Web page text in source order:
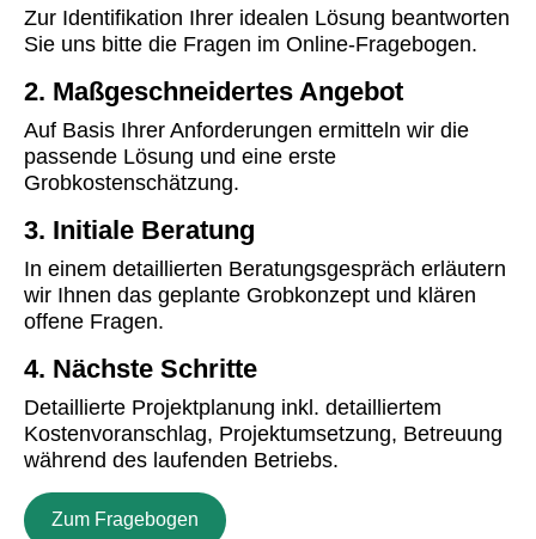
Zur Identifikation Ihrer idealen Lösung beantworten
Sie uns bitte die Fragen im Online-Fragebogen.
2. Maßgeschneidertes Angebot
Auf Basis Ihrer Anforderungen ermitteln wir die
passende Lösung und eine erste
Grobkostenschätzung.
3. Initiale Beratung
In einem detaillierten Beratungsgespräch erläutern
wir Ihnen das geplante Grobkonzept und klären
offene Fragen.
4. Nächste Schritte
Detaillierte Projektplanung inkl. detailliertem
Kostenvoranschlag, Projektumsetzung, Betreuung
während des laufenden Betriebs.
Zum Fragebogen